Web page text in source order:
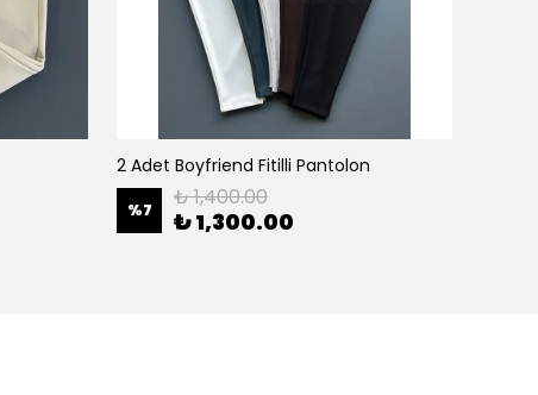
2 Adet Boyfriend Fitilli Pantolon
%7 ₺ 1,400.00
₺ 1,300.00